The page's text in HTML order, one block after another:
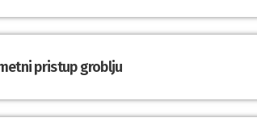
pristup groblju